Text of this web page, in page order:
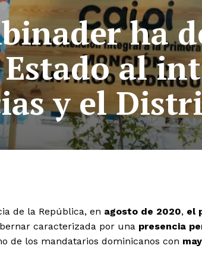
ha
al
y el
de la República, en agosto de 2020, el
caracterizada por una presencia
de los mandatarios dominicanos con